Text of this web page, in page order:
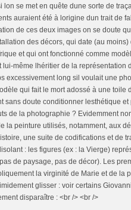
se met en quête dune sorte de
auraient été à lorigine dun trait de
de ces deux images on se doute
des décors, qui date (au
et qui ont fonctionné comme
même lhéritier de la représentation
long sil voulait une
qui fait le mort adossé à une
doute conditionner lesthétique
de la photographie ? Evidemment
la peinture utilisés, notamment, aux
une suite de codifications et de
: les figures (ex : la Vierge)
de paysage, pas de décor). Les
la virginité de Marie et de la
glisser : voir certains
disparaître : <br /> <br />